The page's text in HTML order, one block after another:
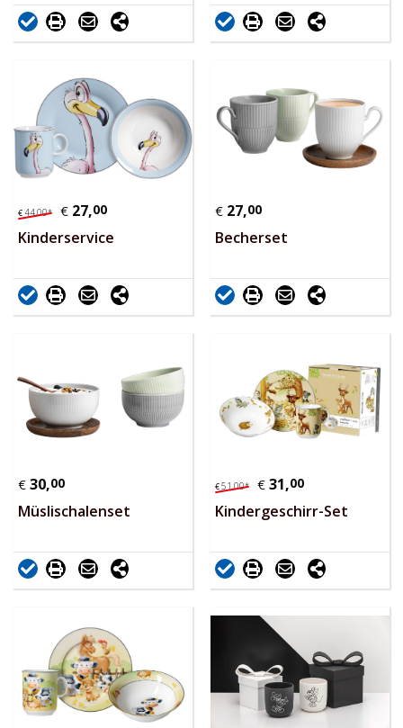
€44,00* € 27,00
Kinderservice
€ 27,00
Becherset
€ 30,00
Müslischalenset
€51,00* € 31,00
Kindergeschirr-Set